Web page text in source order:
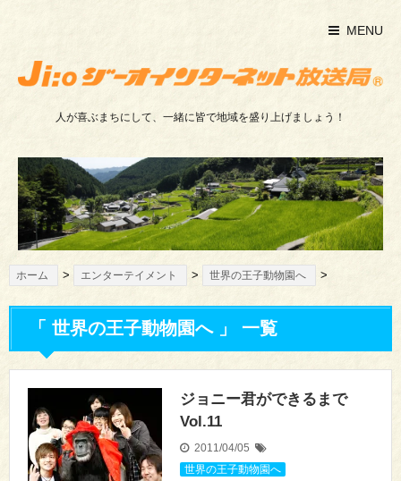
MENU
人が喜ぶまちにして、一緒に皆で地域を盛り上げましょう！
ホーム > エンターテイメント > 世界の王子動物園へ >
「 世界の王子動物園へ 」 一覧
ジョニー君ができるまで
Vol.11
2011/04/05
世界の王子動物園へ